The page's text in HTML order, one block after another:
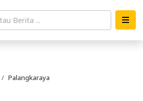
Palangkaraya